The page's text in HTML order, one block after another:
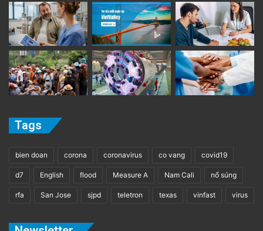
Tags
bien doan corona coronavirus co vang covid19
d7 English flood Measure A Nam Cali nổ súng
rfa San Jose sjpd teletron texas vinfast virus